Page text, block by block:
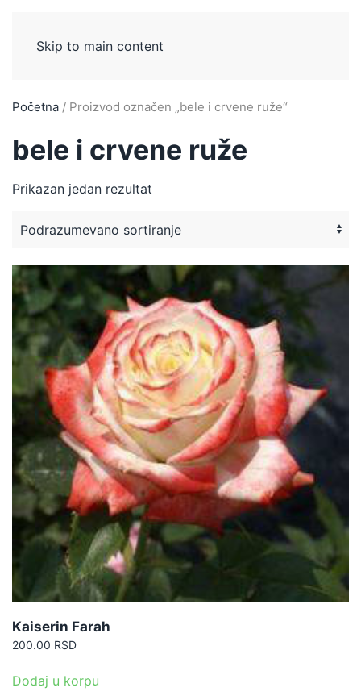
Skip to main content
Početna / Proizvod označen „bele i crvene ruže“
bele i crvene ruže
Prikazan jedan rezultat
Kaiserin Farah
200.00 RSD
Dodaj u korpu